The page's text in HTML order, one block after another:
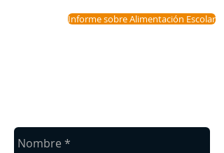
Informe sobre Alimentación Escolar